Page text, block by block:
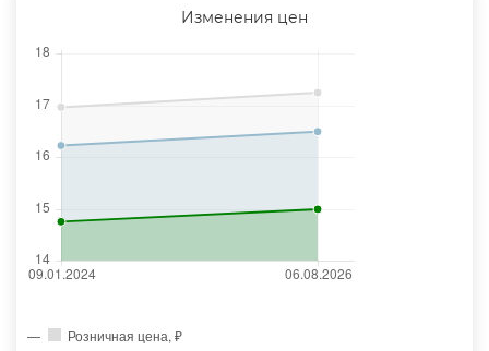
Изменения цен
Розничная цена, ₽